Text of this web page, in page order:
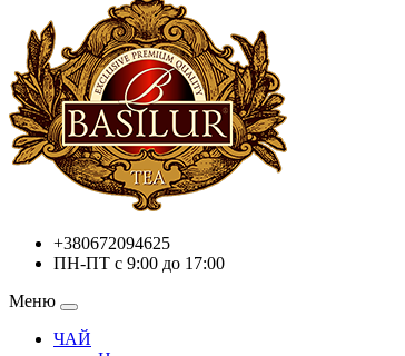
+380672094625
ПН-ПТ с 9:00 до 17:00
Меню
ЧАЙ